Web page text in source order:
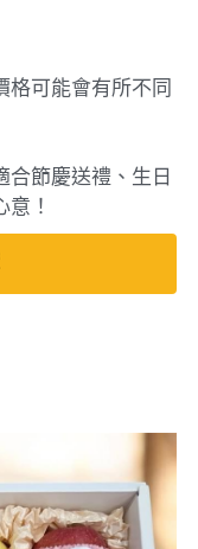
格可能會有所不同
合節慶送禮、生日
！